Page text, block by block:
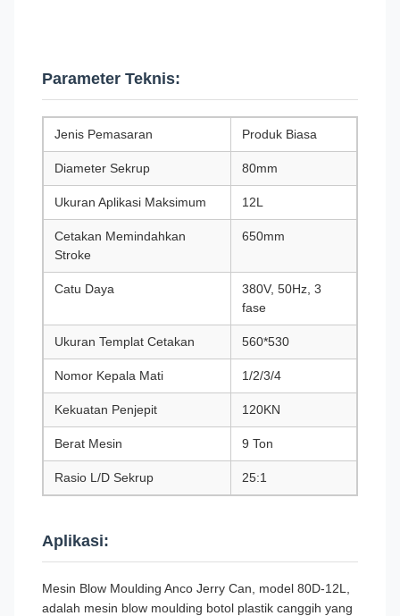
Parameter Teknis:
Jenis Pemasaran Produk Biasa
Diameter Sekrup 80mm
Ukuran Aplikasi Maksimum 12L
Cetakan Memindahkan
Stroke
650mm
Catu Daya
380V, 50Hz, 3
fase
Ukuran Templat Cetakan 560*530
Nomor Kepala Mati 1/2/3/4
Kekuatan Penjepit 120KN
Berat Mesin 9 Ton
Rasio L/D Sekrup 25:1
Aplikasi:
Mesin Blow Moulding Anco Jerry Can, model 80D-12L,
adalah mesin blow moulding botol plastik canggih yang